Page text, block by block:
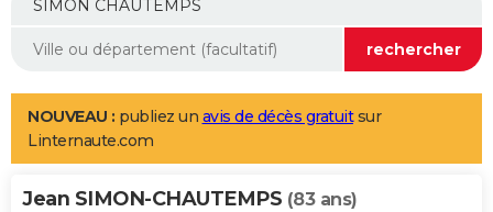
Mobiles
Meilleur smartphone
Internet
Ordinateurs
Jeux vidéo
Guide high-tech
Aménagement intérieur
LIFESTYLE
Art de vivre
Bien-être
Loisirs
Mode
Modes de vie
Alimentation
Guide de la santé
Maladies
Médicaments
Sommeil
VOYAGE
NOUVEAU : publiez un avis de décès gratuitsur
Linternaute.com
Jean SIMON-CHAUTEMPS (83 ans)